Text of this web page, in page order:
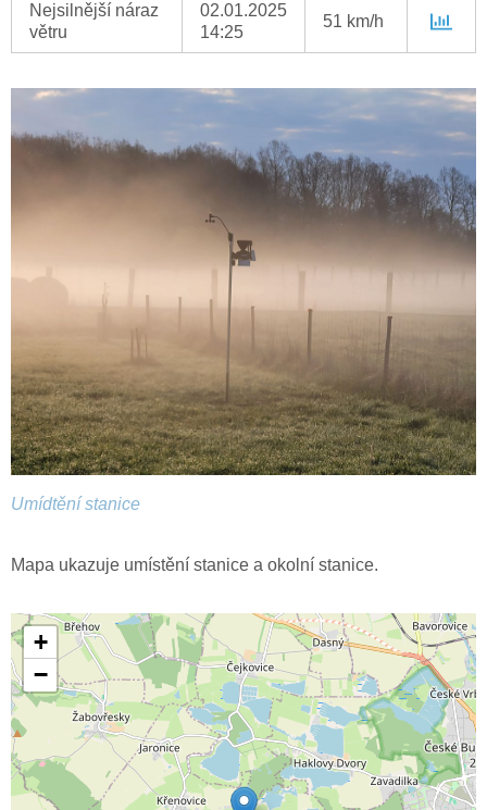
Nejsilnější náraz
větru
02.01.2025
14:25
51 km/h
Umídtění stanice
Mapa ukazuje umístění stanice a okolní stanice.
+
−